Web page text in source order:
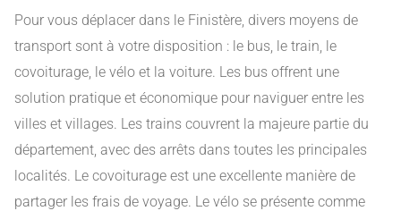
Pour vous déplacer dans le Finistère, divers moyens de
transport sont à votre disposition : le bus, le train, le
covoiturage, le vélo et la voiture. Les bus offrent une
solution pratique et économique pour naviguer entre les
villes et villages. Les trains couvrent la majeure partie du
département, avec des arrêts dans toutes les principales
localités. Le covoiturage est une excellente manière de
partager les frais de voyage. Le vélo se présente comme